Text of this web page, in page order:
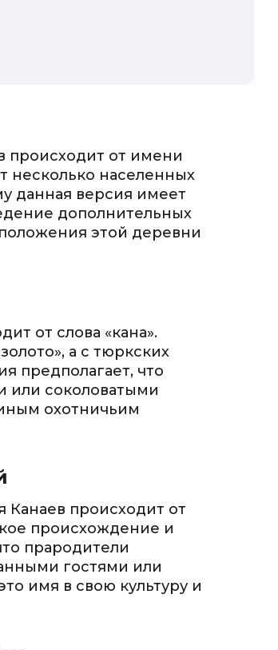
происходит от имени
несколько населенных
данная версия имеет
дополнительных
этой деревни
от слова «кана».
а с тюркских
предполагает, что
или соколоватыми
охотничьим
происходит от
происхождение и
прародители
гостями или
имя в свою культуру и